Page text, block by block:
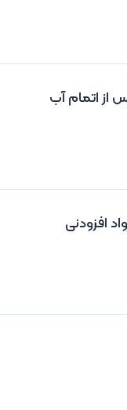
از اتمام آب
افزودنی